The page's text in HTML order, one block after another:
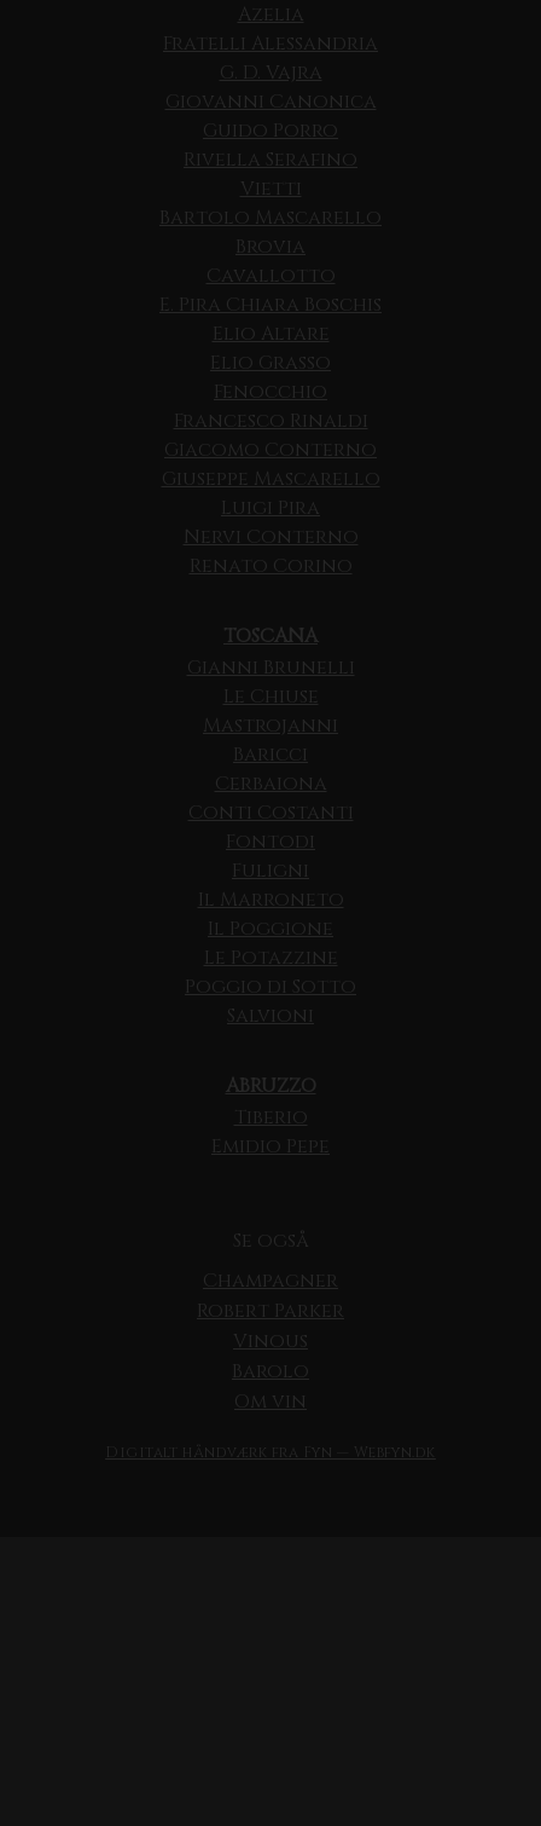
Azelia
Fratelli Alessandria
G. D. Vajra
Giovanni Canonica
Guido Porro
Rivella Serafino
Vietti
Bartolo Mascarello
Brovia
Cavallotto
E. Pira Chiara Boschis
Elio Altare
Elio Grasso
Fenocchio
Francesco Rinaldi
Giacomo Conterno
Giuseppe Mascarello
Luigi Pira
Nervi Conterno
Renato Corino
TOSCANA
Gianni Brunelli
Le Chiuse
Mastrojanni
Baricci
Cerbaiona
Conti Costanti
Fontodi
Fuligni
Il Marroneto
Il Poggione
Le Potazzine
Poggio di Sotto
Salvioni
ABRUZZO
Tiberio
Emidio Pepe
Se også
Champagner
Robert Parker
Vinous
Barolo
Om vin
Digitalt håndværk fra Fyn — Webfyn.dk